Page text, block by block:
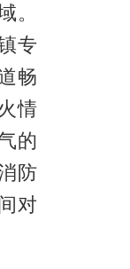
。
专
畅
情
的
防
对